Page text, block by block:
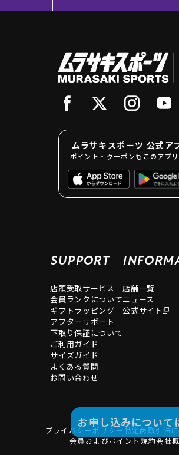
お申し込みについて
ムラサキスポーツ 公式ア
ポイント・クーポンもこのアプリ
SUPPORT
店頭受取サービス
会員ランクについて
ギフトラッピング
アフターサポート
下取り保証について
ご利用ガイド
サイズガイド
よくある質問
お問い合わせ
店舗一覧
ニュース
公式サイト
プライバシーポリシー 特定商取引法
会員およびポイント規約会社